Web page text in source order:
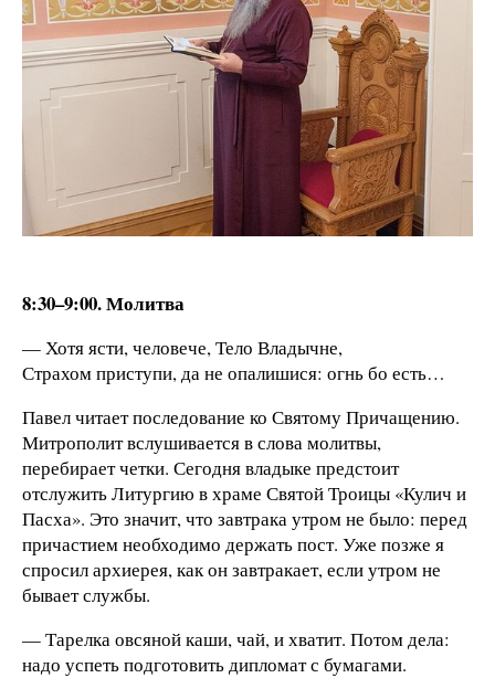
8:30–9:00. Молитва
— Хотя ясти, человече, Тело Владычне,
Страхом приступи, да не опалишися: огнь бо есть…
Павел читает последование ко Святому Причащению.
Митрополит вслушивается в слова молитвы,
перебирает четки. Сегодня владыке предстоит
отслужить Литургию в храме Святой Троицы «Кулич и
Пасха». Это значит, что завтрака утром не было: перед
причастием необходимо держать пост. Уже позже я
спросил архиерея, как он завтракает, если утром не
бывает службы.
— Тарелка овсяной каши, чай, и хватит. Потом дела:
надо успеть подготовить дипломат с бумагами.